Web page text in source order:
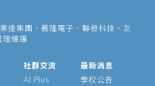
達集團、義隆電子、聯發科技、友
理維護
社群交流
AI Plus
最新消息
學校公告